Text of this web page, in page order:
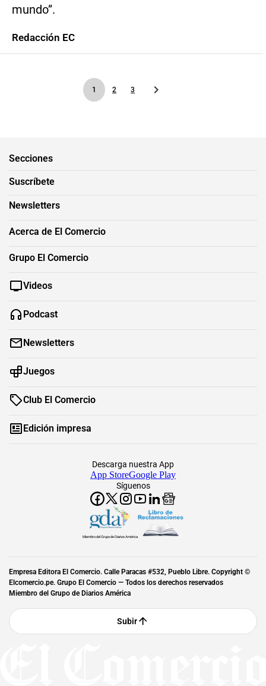
mundo”.
Redacción EC
1 2 3
Secciones
Suscríbete
Newsletters
Acerca de El Comercio
Grupo El Comercio
Videos
Podcast
Newsletters
Juegos
Club El Comercio
Edición impresa
Síguenos
Descarga nuestra App
App StoreGoogle Play
Miembro del Grupo de Diarios América
Empresa Editora El Comercio. Calle Paracas #532, Pueblo Libre. Copyright ©
Elcomercio.pe. Grupo El Comercio — Todos los derechos reservados
Miembro del Grupo de Diarios América
Subir